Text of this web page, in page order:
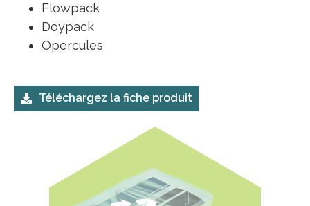
Flowpack
Doypack
Opercules
Téléchargez la fiche produit